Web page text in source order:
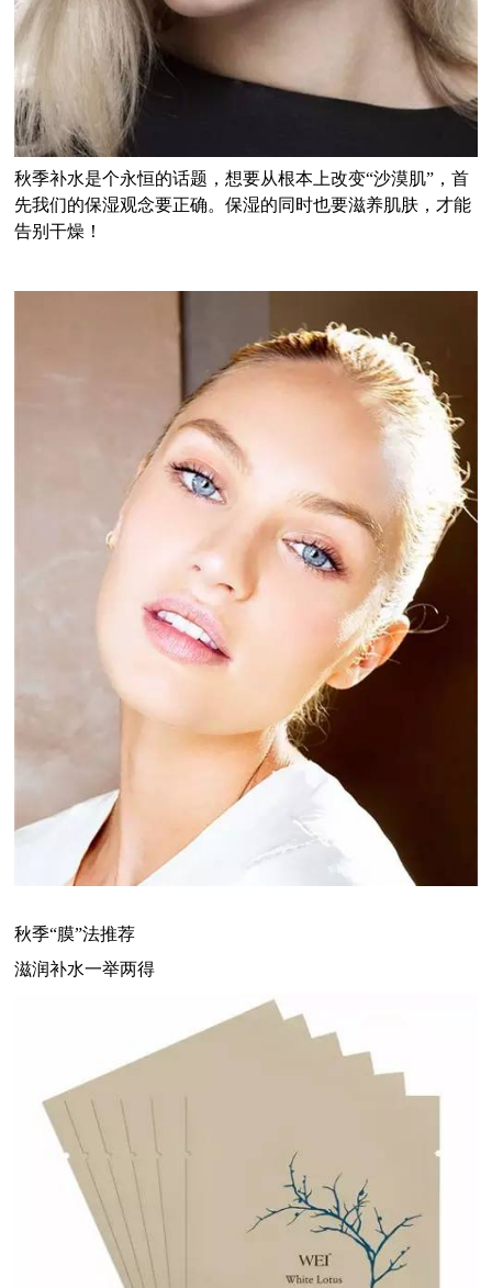
秋季补水是个永恒的话题，想要从根本上改变“沙漠肌” ，首
先我们的保湿观念要正确。保湿的同时也要滋养肌肤，才能
告别干燥！
秋季“膜”法推荐
滋润补水一举两得